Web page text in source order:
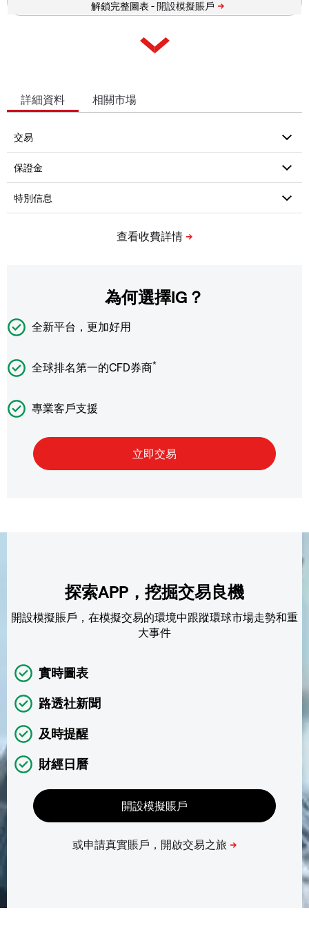
解鎖完整圖表 -
詳細資料 相關市場
為何選擇IG？
全新平台，更加好用
全球排名第一的CFD券商*
專業客戶支援
探索APP，挖掘交易良機
開設模擬賬戶，在模擬交易的環境中跟蹤環球市場走勢和重
大事件
實時圖表
路透社新聞
及時提醒
財經日曆